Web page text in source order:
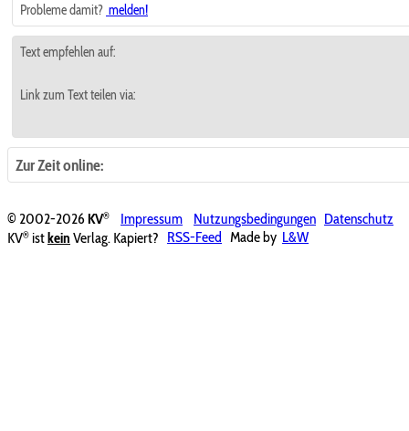
Probleme damit? melden!
Text empfehlen auf:
Link zum Text teilen via:
Zur Zeit online:
© 2002-2026KV® Impressum Nutzungsbedingungen Datenschutz
KV® istkein Verlag. Kapiert? RSS-Feed Made by L&W